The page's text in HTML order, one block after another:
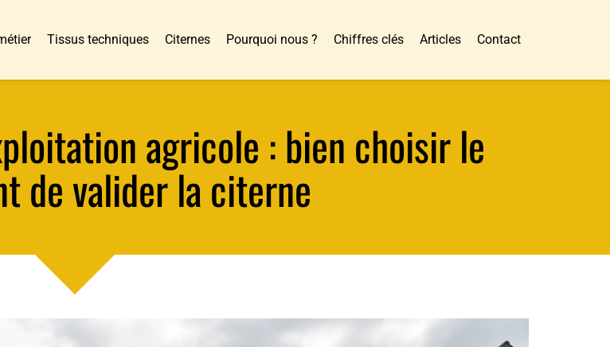
Tissus techniques Citernes Pourquoi nous ? Chiffres clés Articles Contact
agricole : bien choisir le
de valider la citerne